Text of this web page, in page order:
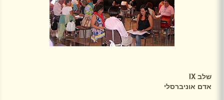
שלב IX
אדם אוניברסלי